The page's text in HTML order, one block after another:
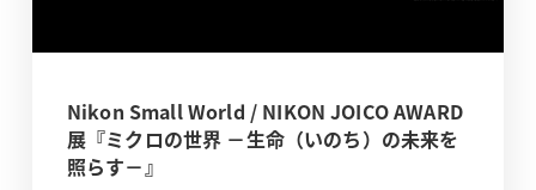
Nikon Small World / NIKON JOICO AWARD
展『ミクロの世界 －生命（いのち）の未来を
照らす－』